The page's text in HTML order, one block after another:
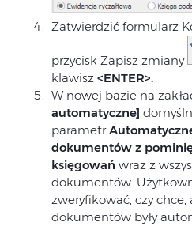
Zatwierdzić formularz
przycisk Zapisz zmiany
klawisz <ENTER>.
W nowej bazie na
automatyczne]
parametr
dokumentów z
księgowań wraz z
dokumentów.
zweryfikować, czy
dokumentów były